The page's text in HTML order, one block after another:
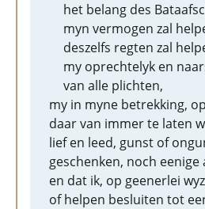
het belang des
myn vermogen zal
deszelfs regten zal
my oprechtelyk en
van alle plichten,
my in myne betrekking,
daar van immer te laten
lief en leed, gunst of
geschenken, noch eenige
en dat ik, op geenerlei
of helpen besluiten tot